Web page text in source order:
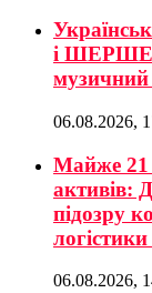
і
06.08.2026,
Майже 21
активів:
підозру
06.08.2026,